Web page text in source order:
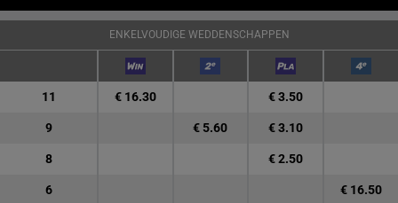
ENKELVOUDIGE WEDDENSCHAPPEN
11 € 16.30 € 3.50
9 € 5.60 € 3.10
8 € 2.50
6 € 16.50